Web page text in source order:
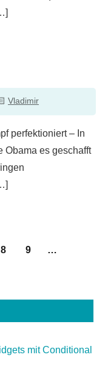
Vladimir
perfektioniert – In
Obama es geschafft
8 9 …
mit Conditional